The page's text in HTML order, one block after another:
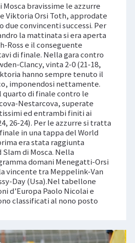
Mosca bravissime le azzurre
Viktoria Orsi Toth, approdate
due convincenti successi. Per
la mattinata si era aperta
Ross e il conseguente
di finale. Nella gara contro
Clancy, vinta 2-0 (21-18,
hanno sempre tenuto il
imponendosi nettamente.
di finale contro le
Nestarcova, superate
ed entrambi finiti ai
26-24). Per le azzurre si tratta
in una tappa del World
era stata raggiunta
di Mosca. Nella
domani Menegatti-Orsi
vincente tra Meppelink-Van
Day (Usa).Nel tabellone
d’Europa Paolo Nicolai e
classificati al nono posto